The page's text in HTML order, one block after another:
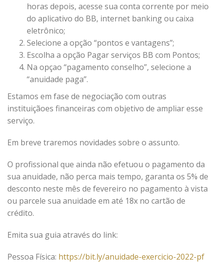
horas depois, acesse sua conta corrente por meio
do aplicativo do BB, internet banking ou caixa
eletrônico;
Selecione a opção “pontos e vantagens”;
Escolha a opção Pagar serviços BB com Pontos;
Na opçao “pagamento conselho”, selecione a
“anuidade paga”.
Estamos em fase de negociação com outras
instituiçãoes financeiras com objetivo de ampliar esse
serviço.
Em breve traremos novidades sobre o assunto.
O profissional que ainda não efetuou o pagamento da
sua anuidade, não perca mais tempo, garanta os 5% de
desconto neste mês de fevereiro no pagamento à vista
ou parcele sua anuidade em até 18x no cartão de
crédito.
Emita sua guia através do link:
Pessoa Física: https://bit.ly/anuidade-exercicio-2022-pf